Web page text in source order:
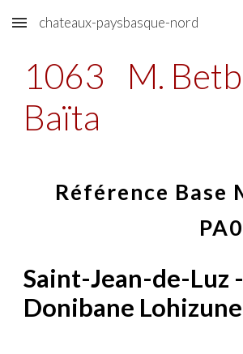
Skip to main content
chateaux-paysbasque-nord
1063
M.
Baïta
Référence Base
Saint-Jean-de-Luz -
Donibane Lohizune